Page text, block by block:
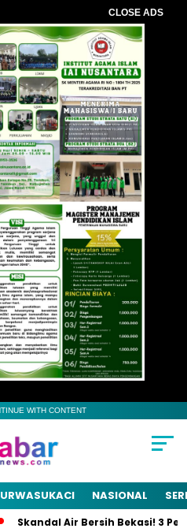
CLOSE ADS
WITH CONTENT
NASIONAL
Skandal Air Bersih Bekasi! 3